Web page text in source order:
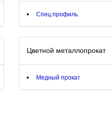
Спец.профиль
Цветной металлопрокат
Медный прокат